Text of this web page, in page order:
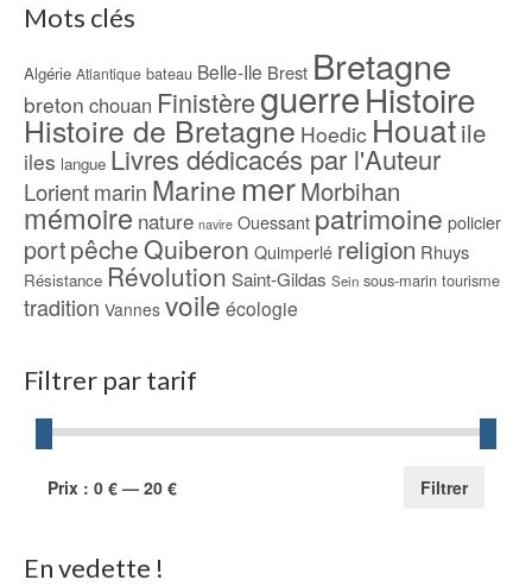
Mots clés
Algérie Atlantique bateau Belle-Ile Brest Bretagne
breton chouan FinistèreguerreHistoire
Histoire de Bretagne Hoedic Houatile
iles langue Livres dédicacés par l'Auteur
Lorientmarin Marine merMorbihan
mémoire nature navire Ouessant patrimoine policier
portpêcheQuiberon Quimperlé religion Rhuys
Résistance Révolution Saint-Gildas Sein sous-marin tourisme
tradition Vannes voile écologie
Filtrer par tarif
Prix
Prix
Filtrer
Prix : 0 € — 20 €
En vedette !